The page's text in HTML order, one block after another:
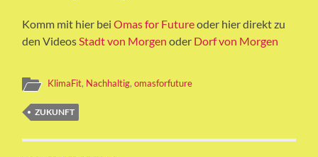
Komm mit hier beiOmas for Futureoder hier direkt zu
den Videos Stadt von Morgen oder Dorf von Morgen
KlimaFit, Nachhaltig,omasforfuture
ZUKUNFT